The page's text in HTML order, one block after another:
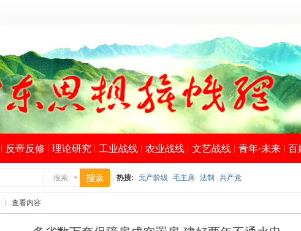
反帝反修 理论研究 工业战线 农业战线 文艺战线 青年·未来 百
搜索 热搜: 无产阶级 毛主席 法制 共产党
查看内容